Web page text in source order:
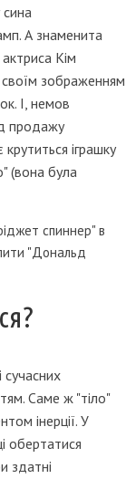
сина
А знаменита
Кім
зображенням
І, немов
продажу
іграшку
(вона була
спиннер" в
"Дональд
Саме ж "тіло"
інерції. У
обертатися
здатні